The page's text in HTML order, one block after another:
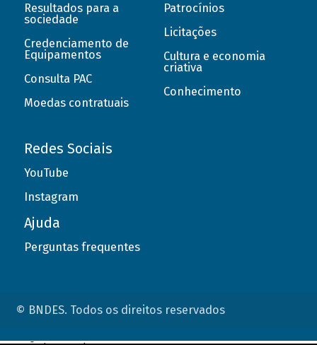
Resultados para a
sociedade
Credenciamento de
Equipamentos
Consulta PAC
Moedas contratuais
Patrocínios
Licitações
Cultura e economia
criativa
Conhecimento
Redes Sociais
YouTube
Instagram
Ajuda
Perguntas frequentes
© BNDES. Todos os direitos reservados